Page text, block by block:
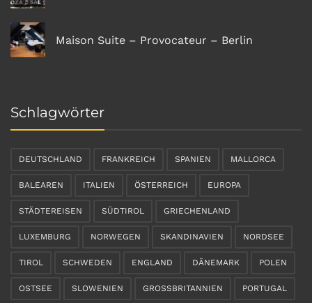
Maison Suite – Provocateur – Berlin
Schlagwörter
DEUTSCHLAND FRANKREICH SPANIEN MALLORCA
BALEAREN ITALIEN ÖSTERREICH EUROPA
STÄDTEREISEN SÜDTIROL GRIECHENLAND
LUXEMBURG NORWEGEN SKANDINAVIEN NORDSEE
TIROL SCHWEDEN ENGLAND DÄNEMARK POLEN
OSTSEE SLOWENIEN GROSSBRITANNIEN PORTUGAL